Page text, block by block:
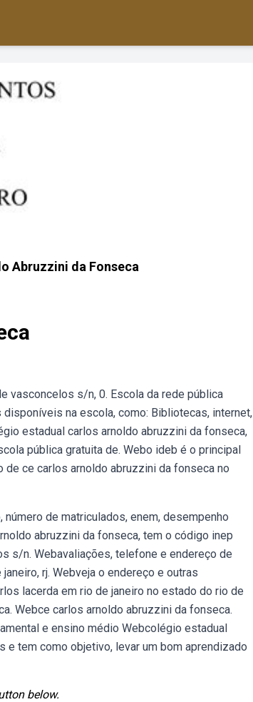
Abruzzini da Fonseca
vasconcelos s/n, 0. Escola da rede pública
na escola, como: Bibliotecas, internet,
estadual carlos arnoldo abruzzini da fonseca,
pública gratuita de. Webo ideb é o principal
de ce carlos arnoldo abruzzini da fonseca no
de matriculados, enem, desempenho
abruzzini da fonseca, tem o código inep
s/n. Webavaliações, telefone e endereço de
rj. Webveja o endereço e outras
lacerda em rio de janeiro no estado do rio de
Webce carlos arnoldo abruzzini da fonseca.
e ensino médio Webcolégio estadual
tem como objetivo, levar um bom aprendizado
below.